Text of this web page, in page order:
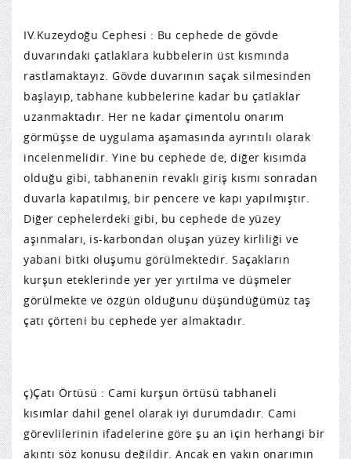
IV.Kuzeydoğu Cephesi : Bu cephede de gövde
duvarındaki çatlaklara kubbelerin üst kısmında
rastlamaktayız. Gövde duvarının saçak silmesinden
başlayıp, tabhane kubbelerine kadar bu çatlaklar
uzanmaktadır. Her ne kadar çimentolu onarım
görmüşse de uygulama aşamasında ayrıntılı olarak
incelenmelidir. Yine bu cephede de, diğer kısımda
olduğu gibi, tabhanenin revaklı giriş kısmı sonradan
duvarla kapatılmış, bir pencere ve kapı yapılmıştır.
Diğer cephelerdeki gibi, bu cephede de yüzey
aşınmaları, is-karbondan oluşan yüzey kirliliği ve
yabani bitki oluşumu görülmektedir. Saçakların
kurşun eteklerinde yer yer yırtılma ve düşmeler
görülmekte ve özgün olduğunu düşündüğümüz taş
çatı çörteni bu cephede yer almaktadır.
ç)Çatı Örtüsü : Cami kurşun örtüsü tabhaneli
kısımlar dahil genel olarak iyi durumdadır. Cami
görevlilerinin ifadelerine göre şu an için herhangi bir
akıntı söz konusu değildir. Ancak en yakın onarımın